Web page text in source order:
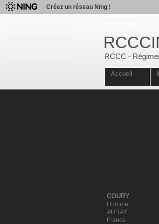
Créez un réseau Ning !
RCCC -
Accueil
COURY
Homme
AURAY
France